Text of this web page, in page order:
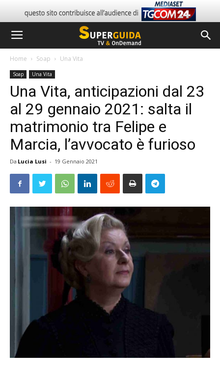
Home Soap Una Vita
Soap Una Vita
Una Vita, anticipazioni dal 23
al 29 gennaio 2021: salta il
matrimonio tra Felipe e
Marcia, l’avvocato è furioso
Da Lucia Lusi - 19 Gennaio 2021